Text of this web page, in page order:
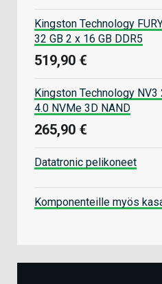
Kingston Technology
32 GB 2 x 16 GB DDR5
519,90 €
Kingston Technology
4.0 NVMe 3D NAND
265,90 €
Datatronic pelikoneet
Komponenteille myös